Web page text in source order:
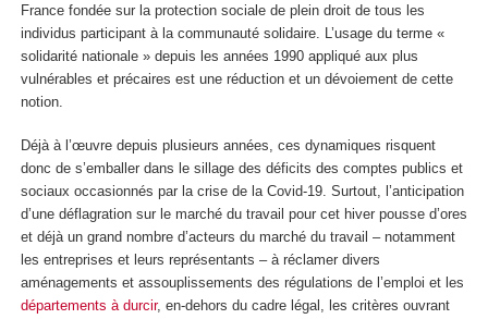
France fondée sur la protection sociale de plein droit de tous les
individus participant à la communauté solidaire. L’usage du terme «
solidarité nationale » depuis les années 1990 appliqué aux plus
vulnérables et précaires est une réduction et un dévoiement de cette
notion.
Déjà à l’œuvre depuis plusieurs années, ces dynamiques risquent
donc de s’emballer dans le sillage des déficits des comptes publics et
sociaux occasionnés par la crise de la Covid-19. Surtout, l’anticipation
d’une déflagration sur le marché du travail pour cet hiver pousse d’ores
et déjà un grand nombre d’acteurs du marché du travail – notamment
les entreprises et leurs représentants – à réclamer divers
aménagements et assouplissements des régulations de l’emploi et les
départements à durcir, en-dehors du cadre légal, les critères ouvrant